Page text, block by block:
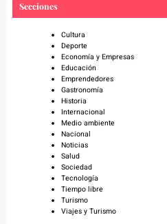
Secciones
Cultura
Deporte
Economía y Empresas
Educación
Emprendedores
Gastronomía
Historia
Internacional
Medio ambiente
Nacional
Noticias
Salud
Sociedad
Tecnología
Tiempo libre
Turismo
Viajes y Turismo